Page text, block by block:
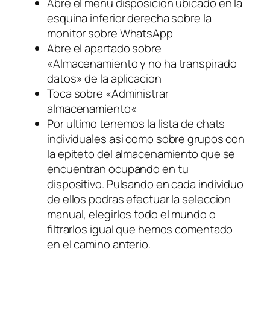
esquina inferior derecha sobre la
monitor sobre WhatsApp
Abre el apartado sobre
«Almacenamiento y no ha transpirado
datos» de la aplicacion
Toca sobre «Administrar
almacenamiento«
Por ultimo tenemos la lista de chats
individuales asi­ como sobre grupos con
la epiteto del almacenamiento que se
encuentran ocupando en tu
dispositivo. Pulsando en cada individuo
de ellos podras efectuar la seleccion
manual, elegirlos todo el mundo o
filtrarlos igual que hemos comentado
en el camino anterio.